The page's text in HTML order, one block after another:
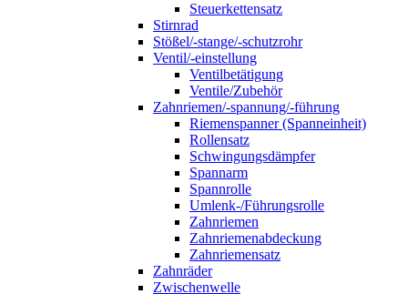
Steuerkettensatz
Stirnrad
Stößel/-stange/-schutzrohr
Ventil/-einstellung
Ventilbetätigung
Ventile/Zubehör
Zahnriemen/-spannung/-führung
Riemenspanner (Spanneinheit)
Rollensatz
Schwingungsdämpfer
Spannarm
Spannrolle
Umlenk-/Führungsrolle
Zahnriemen
Zahnriemenabdeckung
Zahnriemensatz
Zahnräder
Zwischenwelle